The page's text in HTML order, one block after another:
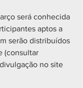
será conhecida
aptos a
serão distribuídos
(consultar
no site